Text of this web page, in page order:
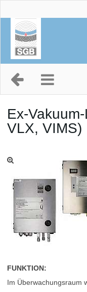
Ex-
VLX, VIMS)
FUNKTION:
Im Überwachungsraum